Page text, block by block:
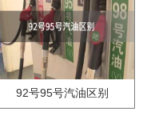
92号95号汽油区别